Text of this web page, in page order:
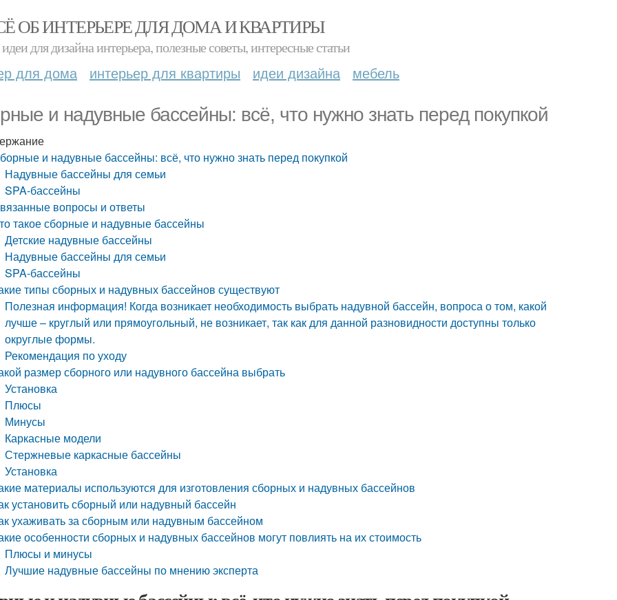
ОБ ИНТЕРЬЕРЕ ДЛЯ ДОМА И КВАРТИРЫ
для дизайна интерьера, полезные советы, интересные статьи
для дома интерьер для квартиры идеи дизайна мебель
и надувные бассейны: всё, что нужно знать перед покупкой
и надувные бассейны: всё, что нужно знать перед покупкой
Надувные бассейны для семьи
SPA-бассейны
вопросы и ответы
такое сборные и надувные бассейны
Детские надувные бассейны
Надувные бассейны для семьи
SPA-бассейны
типы сборных и надувных бассейнов существуют
Полезная информация! Когда возникает необходимость выбрать надувной бассейн, вопроса о том, какой
лучше – круглый или прямоугольный, не возникает, так как для данной разновидности доступны только
округлые формы.
Рекомендация по уходу
размер сборного или надувного бассейна выбрать
Установка
Плюсы
Минусы
Каркасные модели
Стержневые каркасные бассейны
Установка
материалы используются для изготовления сборных и надувных бассейнов
установить сборный или надувный бассейн
ухаживать за сборным или надувным бассейном
особенности сборных и надувных бассейнов могут повлиять на их стоимость
Плюсы и минусы
Лучшие надувные бассейны по мнению эксперта